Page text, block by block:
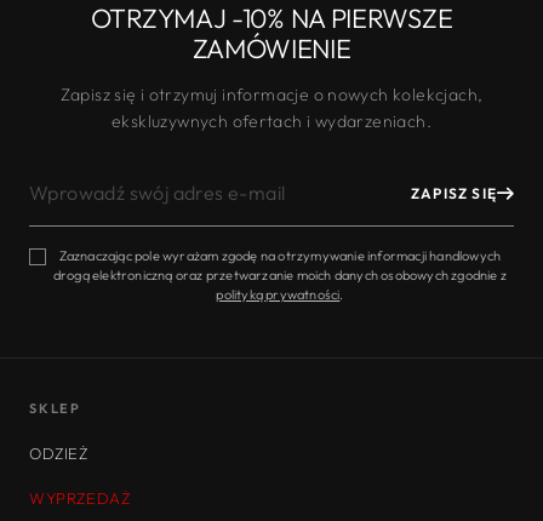
OTRZYMAJ -10% NA PIERWSZE
ZAMÓWIENIE
Zapisz się i otrzymuj informacje o nowych kolekcjach,
ekskluzywnych ofertach i wydarzeniach.
SWÓJ
ADRES
E-
MAIL
ZAPISZ SIĘ
Zaznaczając pole wyrażam zgodę na otrzymywanie informacji handlowych
drogą elektroniczną oraz przetwarzanie moich danych osobowych zgodnie z
polityką prywatności.
SKLEP
ODZIEŻ
WYPRZEDAŻ